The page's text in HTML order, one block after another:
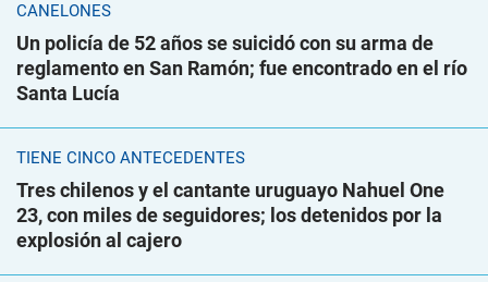
CANELONES
Un policía de 52 años se suicidó con su arma de
reglamento en San Ramón; fue encontrado en el río
Santa Lucía
TIENE CINCO ANTECEDENTES
Tres chilenos y el cantante uruguayo Nahuel One
23, con miles de seguidores; los detenidos por la
explosión al cajero